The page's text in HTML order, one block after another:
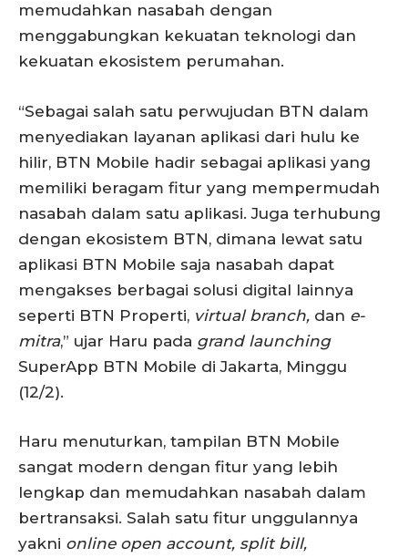
memudahkan nasabah dengan
menggabungkan kekuatan teknologi dan
kekuatan ekosistem perumahan.
“Sebagai salah satu perwujudan BTN dalam
menyediakan layanan aplikasi dari hulu ke
hilir, BTN Mobile hadir sebagai aplikasi yang
memiliki beragam fitur yang mempermudah
nasabah dalam satu aplikasi. Juga terhubung
dengan ekosistem BTN, dimana lewat satu
aplikasi BTN Mobile saja nasabah dapat
mengakses berbagai solusi digital lainnya
seperti BTN Properti, virtual branch, dan e-
mitra,” ujar Haru pada grand launching
SuperApp BTN Mobile di Jakarta, Minggu
(12/2).
Haru menuturkan, tampilan BTN Mobile
sangat modern dengan fitur yang lebih
lengkap dan memudahkan nasabah dalam
bertransaksi. Salah satu fitur unggulannya
yakni online open account, split bill,